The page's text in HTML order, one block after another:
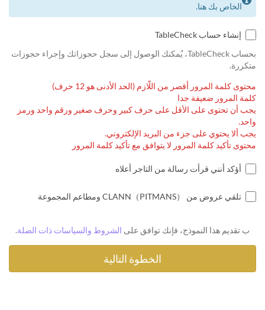
الخاص بك هنا.
إنشاء حساب TableCheck
بحساب TableCheck، يُمكنك الوصول إلى سجل حجوزاتك وإجراء حجوزات
متكررة.
محتوى كلمة المرور أقصر من اللّازم (الحد الأدنى هو 12 حرف)
كلمة المرور ضعيفة جدا
يجب أن تحتوى على الأقل على حرف كبير وحرف صغير ورقم واحد ورمز
واحد.
يجب ألا يحتوي على جزء من البريد الإلكتروني.
محتوى تأكيد كلمة المرور لا يتوافق مع تأكيد كلمة المرور
أؤكد أنني قرأت رسالة من التاجر أعلاه
تلقي عروض من CLANN（PITMANS） ومطاعم المجموعة
ب تقديم هذا النموذج، فإنك توافق على الشروط والسياسات ذات الصلة.